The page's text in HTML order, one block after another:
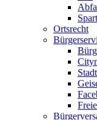
Ortsrecht